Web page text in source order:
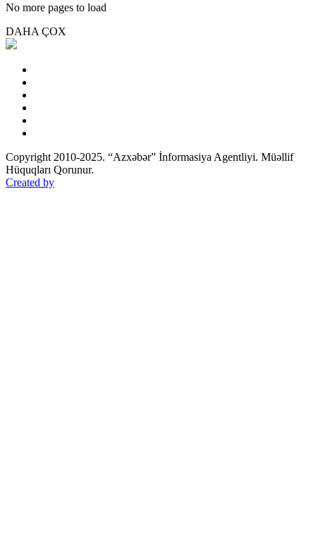
No more pages to load
DAHA ÇOX
Copyright 2010-2025. “Azxəbər” İnformasiya Agentliyi. Müəllif
Hüquqları Qorunur.
Created by